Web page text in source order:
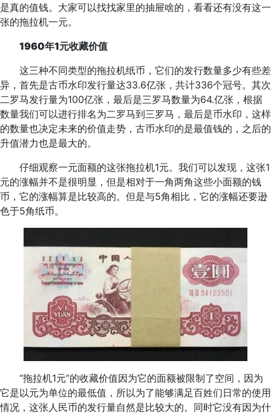
是真的值钱。大家可以找找家里的抽屉啥的，看看还有没有这一
张的拖拉机一元。
1960年1元收藏价值
这三种不同类型的拖拉机纸币，它们的发行数量多少有些差
异，首先是古币水印发行量达33.6亿张，共计336个冠号。其次
二罗马发行量为100亿张，最后是三罗马数量为64.亿张，根据
数量我们可以进行排名为二罗马到三罗马，最后是币水印，这样
的数量也决定未来的价值走势，古币水印的是最值钱的，之后的
升值潜力也是最大的。
仔细观察一元面额的这张拖拉机1元。我们可以发现，这张1
元的涨幅并不是很明显，但是相对于一角两角这些小面额的钱
币，它的涨幅算是比较高的。但是与5角相比，它的涨幅还要逊
色于5角纸币。
“拖拉机1元”的收藏价值因为它的面额被限制了空间，因为
它是以元为单位的最低值，所以为了能够满足百姓们日常的使用
情况，这张人民币的发行量自然是比较大的。同时它没有因为什